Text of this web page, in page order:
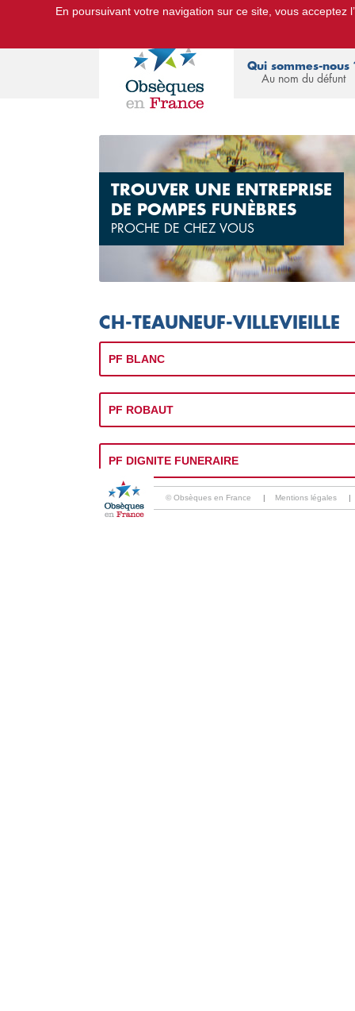
Le Portail d'Informations Obsèques :devis
Qui sommes-nous
Au nom du défunt
TROUVER UNE ENTREPRISE
DE POMPES FUNÈBRES
PROCHE DE CHEZ VOUS
CH-TEAUNEUF-VILLEVIEILLE
PF BLANC
PF ROBAUT
PF DIGNITE FUNERAIRE
© Obsèques en France | Mentions légales |
En poursuivant votre navigation sur ce site, vous